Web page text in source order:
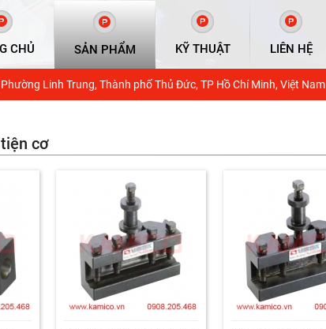
CHỦ SẢN PHẨM KỸ THUẬT LIÊN HỆ
Linh Trung, Thành phố Thủ Đức, TP Hồ Chí Minh, Việt Nam
cơ